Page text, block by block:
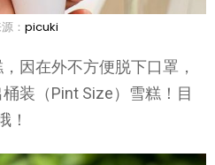
： picuki
因在外不方便脱下口罩，
装（Pint Size）雪糕！目
！